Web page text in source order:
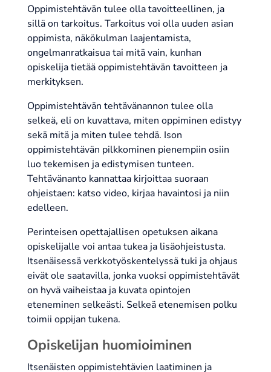
Oppimistehtävän tulee olla tavoitteellinen, ja
sillä on tarkoitus. Tarkoitus voi olla uuden asian
oppimista, näkökulman laajentamista,
ongelmanratkaisua tai mitä vain, kunhan
opiskelija tietää oppimistehtävän tavoitteen ja
merkityksen.
Oppimistehtävän tehtävänannon tulee olla
selkeä, eli on kuvattava, miten oppiminen edistyy
sekä mitä ja miten tulee tehdä. Ison
oppimistehtävän pilkkominen pienempiin osiin
luo tekemisen ja edistymisen tunteen.
Tehtävänanto kannattaa kirjoittaa suoraan
ohjeistaen: katso video, kirjaa havaintosi ja niin
edelleen.
Perinteisen opettajallisen opetuksen aikana
opiskelijalle voi antaa tukea ja lisäohjeistusta.
Itsenäisessä verkkotyöskentelyssä tuki ja ohjaus
eivät ole saatavilla, jonka vuoksi oppimistehtävät
on hyvä vaiheistaa ja kuvata opintojen
eteneminen selkeästi. Selkeä etenemisen polku
toimii oppijan tukena.
Opiskelijan huomioiminen
Itsenäisten oppimistehtävien laatiminen ja